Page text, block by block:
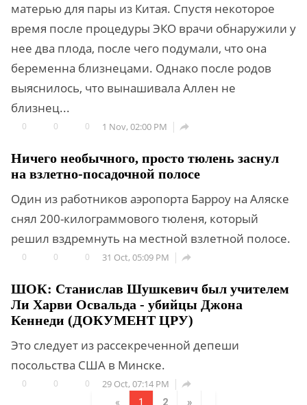
матерью для пары из Китая. Спустя некоторое
время после процедуры ЭКО врачи обнаружили у
нее два плода, после чего подумали, что она
беременна близнецами. Однако после родов
выяснилось, что вынашивала Аллен не
близнец...
0 0 0 1 Nov, 02:00 PM 
Ничего необычного, просто тюлень заснул
на взлетно-посадочной полосе
Один из работников аэропорта Барроу на Аляске
снял 200-килограммового тюленя, который
решил вздремнуть на местной взлетной полосе.
0 0 0 31 Oct, 05:09 PM 
ШОК: Станислав Шушкевич был учителем
Ли Харви Освальда - убийцы Джона
Кеннеди (ДОКУМЕНТ ЦРУ)
Это следует из рассекреченной депеши
посольства США в Минске.
0 0 0 29 Oct, 07:14 PM
